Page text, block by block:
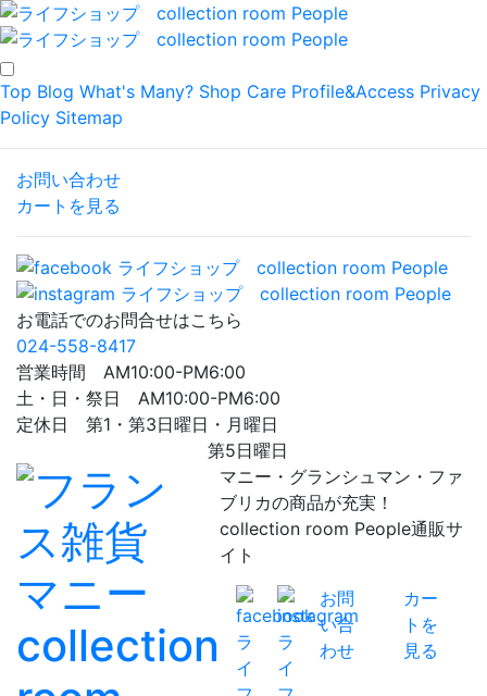
Top Blog What's Many? Shop Care Profile&Access Privacy
Policy Sitemap
お問い合わせ
カートを見る
お電話でのお問合せはこちら
024-558-8417
営業時間 AM10:00-PM6:00
土・日・祭日 AM10:00-PM6:00
定休日 第1・第3日曜日・月曜日
第5日曜日
マニー・グランシュマン・ファ
ブリカの商品が充実！
collection room People通販サ
イト
お問
い合
わせ
カー
トを
見る